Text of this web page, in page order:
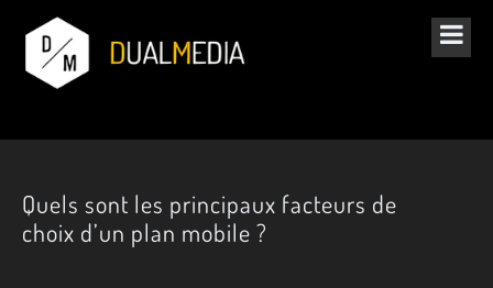
Quels sont les principaux facteurs de
choix d’un plan mobile ?